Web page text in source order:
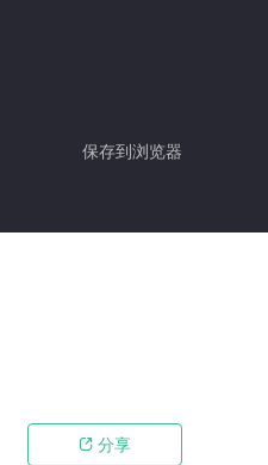
保存到浏览器
 分享